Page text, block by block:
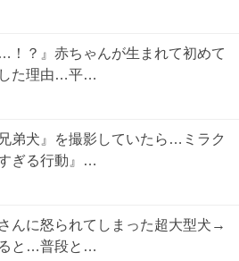
…！？』赤ちゃんが生まれて初めて
した理由…平…
弟犬』を撮影していたら…ミラク
ぎる行動』…
んに怒られてしまった超大型犬→
と…普段と…